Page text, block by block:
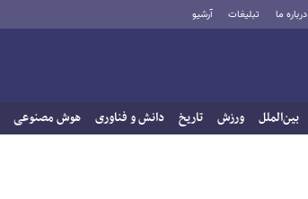
درباره ما تبلیغات آرشیو
بین‌الملل ورزش تاریخ دانش و فناوری هوش مصنوعی